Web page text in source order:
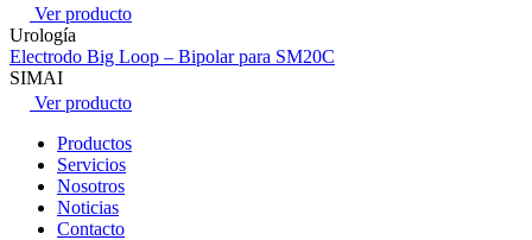
Ver producto
Urología
Electrodo Big Loop – Bipolar para SM20C
SIMAI
Ver producto
Productos
Servicios
Nosotros
Noticias
Contacto